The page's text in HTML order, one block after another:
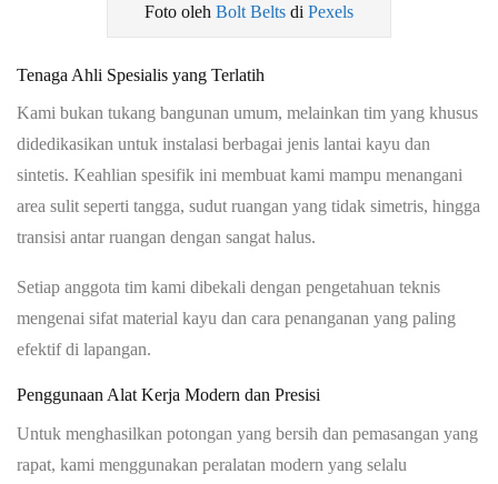
Foto oleh Bolt Belts di Pexels
Tenaga Ahli Spesialis yang Terlatih
Kami bukan tukang bangunan umum, melainkan tim yang khusus
didedikasikan untuk instalasi berbagai jenis lantai kayu dan
sintetis. Keahlian spesifik ini membuat kami mampu menangani
area sulit seperti tangga, sudut ruangan yang tidak simetris, hingga
transisi antar ruangan dengan sangat halus.
Setiap anggota tim kami dibekali dengan pengetahuan teknis
mengenai sifat material kayu dan cara penanganan yang paling
efektif di lapangan.
Penggunaan Alat Kerja Modern dan Presisi
Untuk menghasilkan potongan yang bersih dan pemasangan yang
rapat, kami menggunakan peralatan modern yang selalu